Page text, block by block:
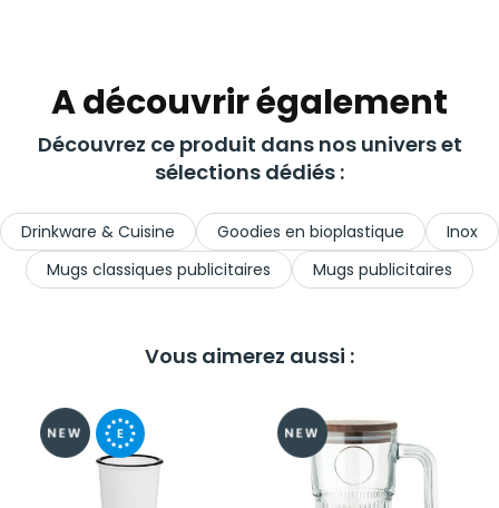
A découvrir également
Découvrez ce produit dans nos univers et
sélections dédiés :
Drinkware & Cuisine Goodies en bioplastique
Inox
Mugs classiques publicitaires
Mugs publicitaires
Vous aimerez aussi :